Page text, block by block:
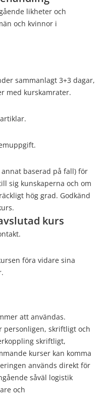
likheter och
och kvinnor i
sammanlagt 3+3 dagar,
med kurskamrater.
baserad på fall) för
sig kunskaperna och om
hög grad. Godkänd
kurs
föra vidare sina
att användas.
personligen, skriftligt och
skriftligt,
kurser kan komma
används direkt för
såväl logistik
och